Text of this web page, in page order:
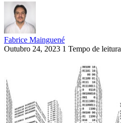
Fabrice Mainguené
Outubro 24, 2023 1 Tempo de leitura